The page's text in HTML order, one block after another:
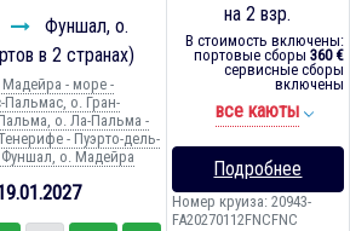
Фуншал, о.
в 2 странах)
- море -
о. Гран-
о. Ла-Пальма -
- Пуэрто-дель-
Фуншал, о. Мадейра
на 2 взр.
В стоимость включены:
портовые сборы 360 €
сервисные сборы
включены
все каюты
Подробнее
Номер круиза: 20943-
FA20270112FNCFNC